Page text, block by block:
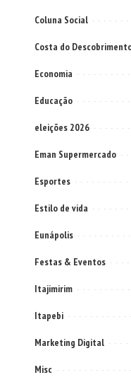
Coluna Social
Costa do
Economia
Educação
eleições 2026
Eman Supermercado
Esportes
Estilo de vida
Eunápolis
Festas & Eventos
Itajimirim
Itapebi
Marketing Digital
Misc